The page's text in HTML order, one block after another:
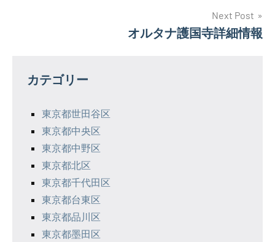
ー
Next Post
オルタナ護国寺詳細情報
カテゴリー
東京都世田谷区
東京都中央区
東京都中野区
東京都北区
東京都千代田区
東京都台東区
東京都品川区
東京都墨田区